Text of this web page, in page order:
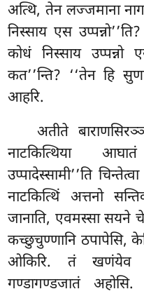
अत्थि, तेन लज्जमाना
निस्साय एस
कोधं निस्साय उप्पन्नो
कत’’न्ति? ‘‘तेन हि
आहरि.
अतीते
नाटकित्थिया
उप्पादेस्सामी’’ति
नाटकित्थिं अत्तनो
जानाति, एवमस्सा सयने
कच्छुचुण्णानि ठपापेसि,
ओकिरि. तं खणंयेव
गण्डागण्डजातं